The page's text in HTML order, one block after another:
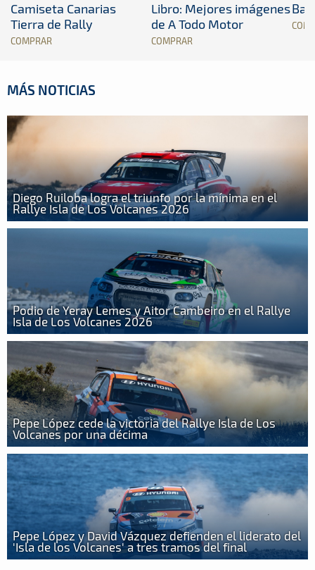
Camiseta Canarias
Tierra de Rally
COMPRAR
Libro: Mejores imágenes
de A Todo Motor
COMPRAR
MÁS NOTICIAS
Diego Ruiloba logra el triunfo por la mínima en el
Rallye Isla de Los Volcanes 2026
Podio de Yeray Lemes y Aitor Cambeiro en el Rallye
Isla de Los Volcanes 2026
Pepe López cede la victoria del Rallye Isla de Los
Volcanes por una décima
Pepe López y David Vázquez defienden el liderato del
'Isla de los Volcanes' a tres tramos del final